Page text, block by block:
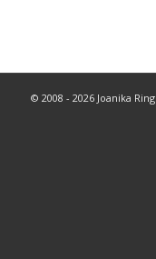
© 2008 - 2026 Joanika Ring